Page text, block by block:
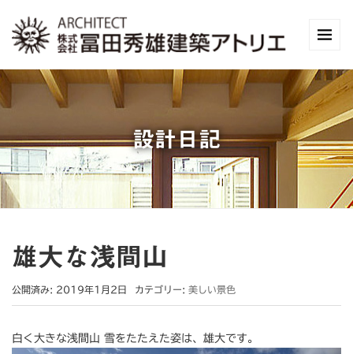
設計日記
雄大な浅間山
公開済み: 2019年1月2日 カテゴリー: 美しい景色
白く大きな浅間山 雪をたたえた姿は、雄大です。